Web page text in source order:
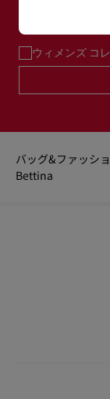
- カードスロット
- サイズ： 高さ
詳しい配送に関す
ウィメンズ コ
バッグ&ファッシ
Bettina